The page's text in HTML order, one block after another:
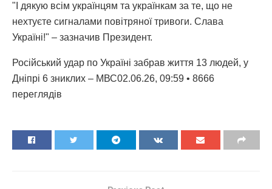
"І дякую всім українцям та українкам за те, що не
нехтуєте сигналами повітряної тривоги. Слава
Україні!" – зазначив Президент.
Російський удар по Україні забрав життя 13 людей, у
Дніпрі 6 зниклих – МВС02.06.26, 09:59 • 8666
переглядiв